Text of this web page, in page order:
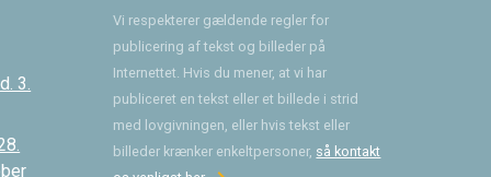
3.
Vi respekterer gældende regler for
publicering af tekst og billeder på
Internettet. Hvis du mener, at vi har
publiceret en tekst eller et billede i strid
med lovgivningen, eller hvis tekst eller
billeder krænker enkeltpersoner, så kontakt